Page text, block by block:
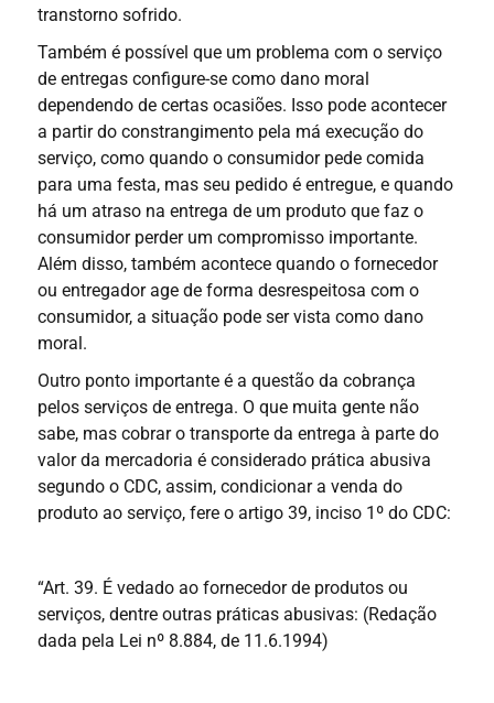
transtorno sofrido.
Também é possível que um problema com o serviço
de entregas configure-se como dano moral
dependendo de certas ocasiões. Isso pode acontecer
a partir do constrangimento pela má execução do
serviço, como quando o consumidor pede comida
para uma festa, mas seu pedido é entregue, e quando
há um atraso na entrega de um produto que faz o
consumidor perder um compromisso importante.
Além disso, também acontece quandoo fornecedor
ou entregador age de forma desrespeitosa com o
consumidor, a situação pode ser vista como dano
moral.
Outro ponto importante é a questão da cobrança
pelos serviços de entrega. O que muita gente não
sabe, mas cobrar o transporte da entrega à parte do
valor da mercadoria é considerado prática abusiva
segundo o CDC, assim, condicionar a venda do
produto ao serviço, fere o artigo 39, inciso 1º do CDC:
“Art. 39. É vedado ao fornecedor de produtos ou
serviços, dentre outras práticas abusivas: (Redação
dada pela Lei nº 8.884, de 11.6.1994)